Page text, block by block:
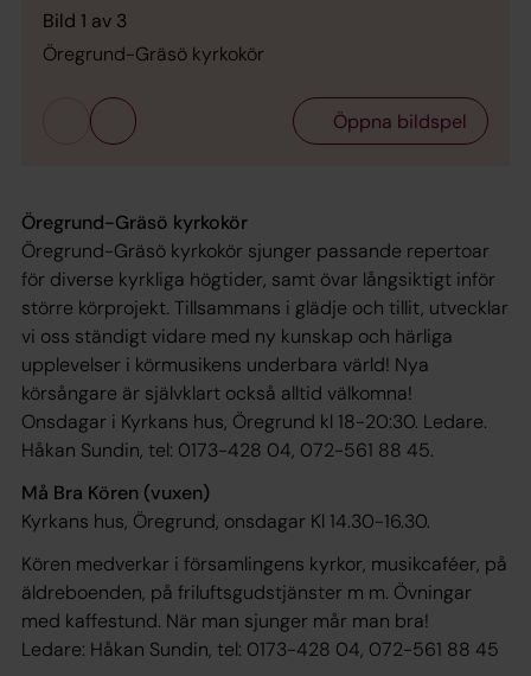
Bild 1 av 3
Öregrund-Gräsö kyrkokör
Öppna bildspel
Öregrund-Gräsö kyrkokör
Öregrund-Gräsö kyrkokör sjunger passande repertoar
för diverse kyrkliga högtider, samt övar långsiktigt inför
större körprojekt. Tillsammans i glädje och tillit, utvecklar
vi oss ständigt vidare med ny kunskap och härliga
upplevelser i körmusikens underbara värld! Nya
körsångare är självklart också alltid välkomna!
Onsdagar i Kyrkans hus, Öregrund kl 18-20:30. Ledare.
Håkan Sundin, tel: 0173-428 04, 072-561 88 45.
Må Bra Kören (vuxen)
Kyrkans hus, Öregrund, onsdagar Kl 14.30-16.30.
Kören medverkar i församlingens kyrkor, musikcaféer, på
äldreboenden, på friluftsgudstjänster m m. Övningar
med kaffestund. När man sjunger mår man bra!
Ledare: Håkan Sundin, tel: 0173-428 04, 072-561 88 45